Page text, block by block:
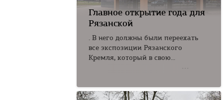
Главное открытие года для
Рязанской
. В него должны были переехать
все экспозиции Рязанского
Кремля, который в свою...